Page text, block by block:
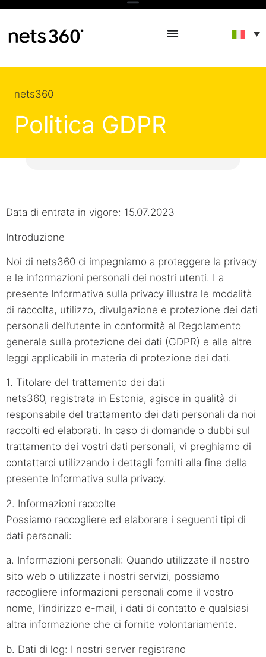
nets360
Politica GDPR
Data di entrata in vigore: 15.07.2023
Introduzione
Noi di nets360 ci impegniamo a proteggere la privacy
e le informazioni personali dei nostri utenti. La
presente Informativa sulla privacy illustra le modalità
di raccolta, utilizzo, divulgazione e protezione dei dati
personali dell’utente in conformità al Regolamento
generale sulla protezione dei dati (GDPR) e alle altre
leggi applicabili in materia di protezione dei dati.
1. Titolare del trattamento dei dati
nets360, registrata in Estonia, agisce in qualità di
responsabile del trattamento dei dati personali da noi
raccolti ed elaborati. In caso di domande o dubbi sul
trattamento dei vostri dati personali, vi preghiamo di
contattarci utilizzando i dettagli forniti alla fine della
presente Informativa sulla privacy.
2. Informazioni raccolte
Possiamo raccogliere ed elaborare i seguenti tipi di
dati personali:
a. Informazioni personali: Quando utilizzate il nostro
sito web o utilizzate i nostri servizi, possiamo
raccogliere informazioni personali come il vostro
nome, l’indirizzo e-mail, i dati di contatto e qualsiasi
altra informazione che ci fornite volontariamente.
b. Dati di log: I nostri server registrano